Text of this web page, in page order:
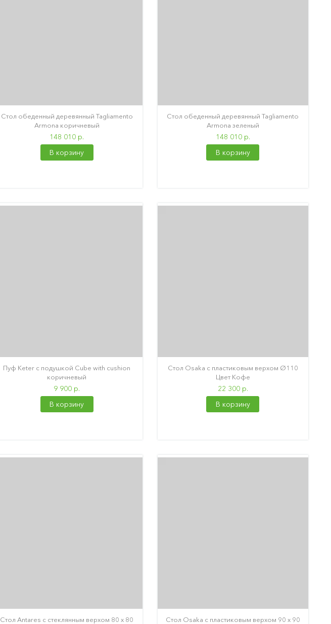
Стол обеденный деревянный Tagliamento
Armona коричневый
148 010 р.
В корзину
Стол обеденный деревянный Tagliamento
Armona зеленый
148 010 р.
В корзину
Пуф Keter с подушкой Cube with cushion
коричневый
9 900 р.
В корзину
Стол Osaka с пластиковым верхом Ø110
Цвет Кофе
22 300 р.
В корзину
Стол Antares с стеклянным верхом 80 х 80
Стол Osaka с пластиковым верхом 90 х 90